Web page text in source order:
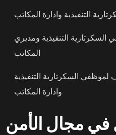
التنفيذية وادارة المكاتب
السكرتارية التنفيذية ومديري
المكاتب
السكرتارية التنفيذية
وادارة المكاتب
في مجال الأمن